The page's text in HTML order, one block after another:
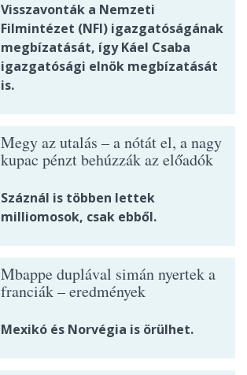
Visszavonták a Nemzeti
Filmintézet (NFI) igazgatóságának
megbízatását, így Káel Csaba
igazgatósági elnök megbízatását
is.
Megy az utalás – a nótát el, a nagy
kupac pénzt behúzzák az előadók
Száznál is többen lettek
milliomosok, csak ebből.
Mbappe duplával simán nyertek a
franciák – eredmények
Mexikó és Norvégia is örülhet.